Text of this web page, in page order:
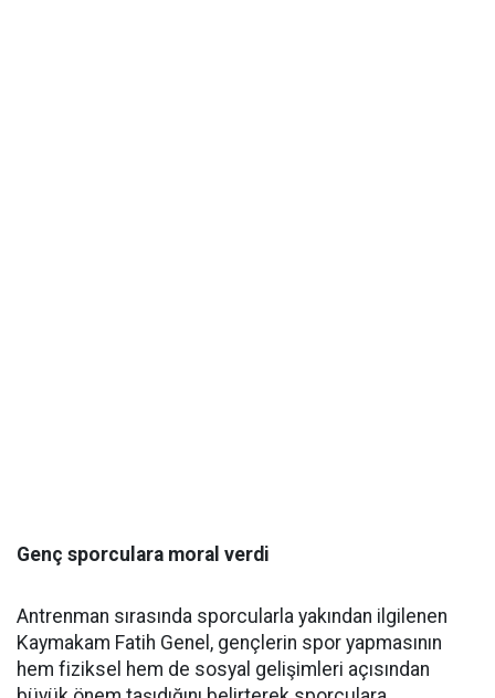
Genç sporculara moral verdi
Antrenman sırasında sporcularla yakından ilgilenen
Kaymakam Fatih Genel, gençlerin spor yapmasının
hem fiziksel hem de sosyal gelişimleri açısından